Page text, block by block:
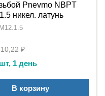
Pnevmo NBPT
никел. латунь
₽
1 день
В корзину